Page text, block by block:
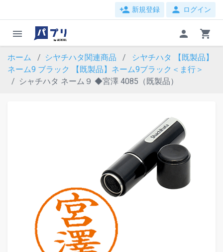
person_add 新規登録 person ログイン
menu person shopping_cart
ホーム シヤチハタ関連商品
シヤチハタ 【既製品】
ネーム9 ブラック
【既製品】ネーム9ブラック＜ま行＞
シャチハタ ネーム９ ◆宮澤 4085（既製品）